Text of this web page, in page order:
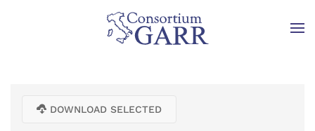
Skip to main content
DOWNLOAD SELECTED